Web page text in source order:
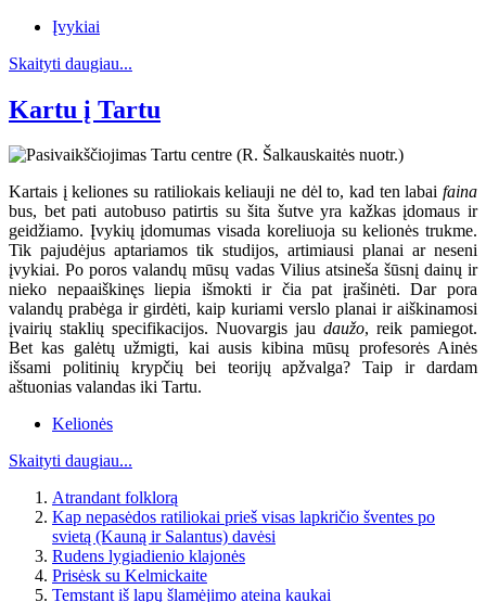
Įvykiai
Skaityti daugiau...
Kartu į Tartu
Kartais į keliones su ratiliokais keliauji ne dėl to, kad ten labai faina
bus, bet pati autobuso patirtis su šita šutve yra kažkas įdomaus ir
geidžiamo. Įvykių įdomumas visada koreliuoja su kelionės trukme.
Tik pajudėjus aptariamos tik studijos, artimiausi planai ar neseni
įvykiai. Po poros valandų mūsų vadas Vilius atsineša šūsnį dainų ir
nieko nepaaiškinęs liepia išmokti ir čia pat įrašinėti. Dar pora
valandų prabėga ir girdėti, kaip kuriami verslo planai ir aiškinamosi
įvairių staklių specifikacijos. Nuovargis jau daužo, reik pamiegot.
Bet kas galėtų užmigti, kai ausis kibina mūsų profesorės Ainės
išsami politinių krypčių bei teorijų apžvalga? Taip ir dardam
aštuonias valandas iki Tartu.
Kelionės
Skaityti daugiau...
Atrandant folklorą
Kap nepasėdos ratiliokai prieš visas lapkričio šventes po
svietą (Kauną ir Salantus) davėsi
Rudens lygiadienio klajonės
Prisėsk su Kelmickaite
Temstant iš lapų šlamėjimo ateina kaukai